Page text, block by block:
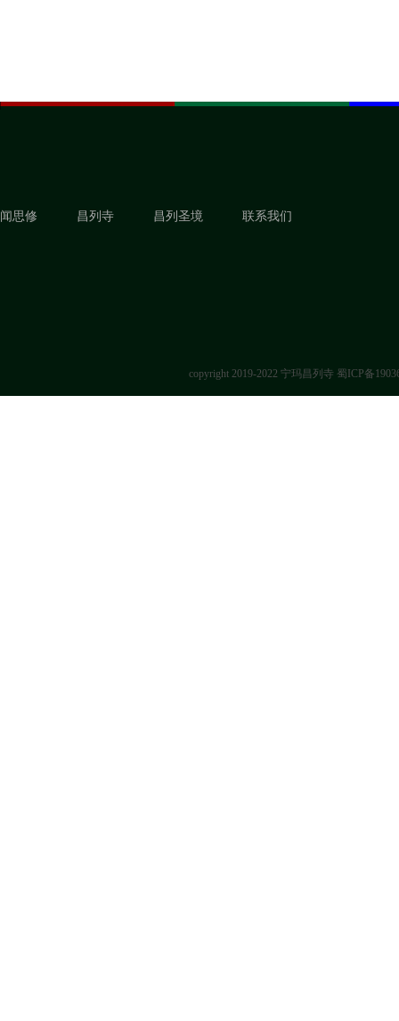
闻思修 昌列寺 昌列圣境 联系我们
copyright 2019-2022 宁玛昌列寺 蜀ICP备